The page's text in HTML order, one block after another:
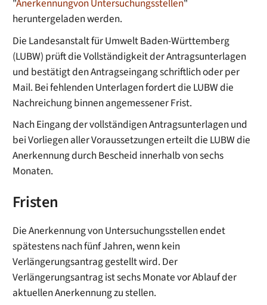
"Anerkennungvon Untersuchungsstellen"
heruntergeladen werden.
Die Landesanstalt für Umwelt Baden-Württemberg
(LUBW) prüft die Vollständigkeit der Antragsunterlagen
und bestätigt den Antragseingang schriftlich oder per
Mail. Bei fehlenden Unterlagen fordert die LUBW die
Nachreichung binnen angemessener Frist.
Nach Eingang der vollständigen Antragsunterlagen und
bei Vorliegen aller Voraussetzungen erteilt die LUBW die
Anerkennung durch Bescheid innerhalb von sechs
Monaten.
Fristen
Die Anerkennung von Untersuchungsstellen endet
spätestens nach fünf Jahren, wenn kein
Verlängerungsantrag gestellt wird. Der
Verlängerungsantrag ist sechs Monate vor Ablauf der
aktuellen Anerkennung zu stellen.